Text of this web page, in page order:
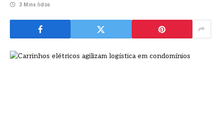
3 Mins lidos